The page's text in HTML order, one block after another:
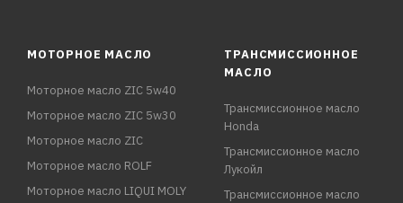
МОТОРНОЕ МАСЛО
Моторное масло ZIC 5w40
Моторное масло ZIC 5w30
Моторное масло ZIC
Моторное масло ROLF
Моторное масло LIQUI MOLY
ТРАНСМИССИОННОЕ
МАСЛО
Трансмиссионное масло
Honda
Трансмиссионное масло
Лукойл
Трансмиссионное масло